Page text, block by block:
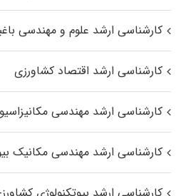
کارشناسی ارشد علوم و مهندسی
کارشناسی ارشد اقتصاد کشاورزی
کارشناسی ارشد مهندسی
کارشناسی ارشد مهندسی مکانیک